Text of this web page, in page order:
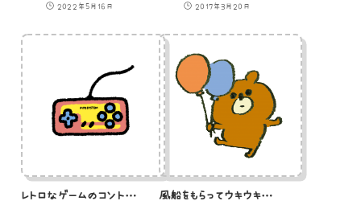
2022年5月16日 2017年3月20日
レトロなゲームのコントローラーのイラスト 風船をもらってウキウキの熊のイラスト